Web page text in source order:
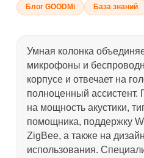
Блог GOODMi База знаний
Умная колонка
микрофоны и
корпусе и отвечает на
полноценный
на мощность акустики,
помощника, поддержку
ZigBee, а также на
использования.